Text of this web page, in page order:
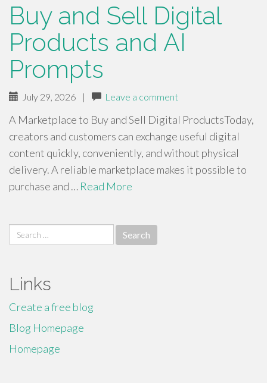
Buy and Sell Digital
Products and AI
Prompts
July 29, 2026 | Leave a comment
A Marketplace to Buy and Sell Digital ProductsToday,
creators and customers can exchange useful digital
content quickly, conveniently, and without physical
delivery. A reliable marketplace makes it possible to
purchase and … Read More
Search
for:
Links
Create a free blog
Blog Homepage
Homepage